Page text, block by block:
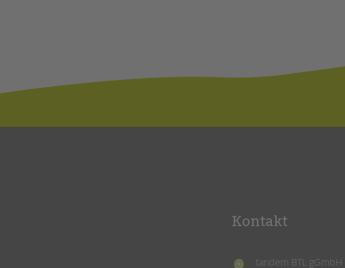
Kontakt
tandem BTL gGmbH